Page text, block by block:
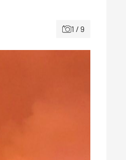
1 / 9